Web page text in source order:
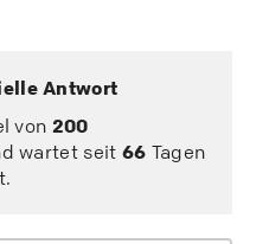
Antwort
von 200
wartet seit 66 Tagen